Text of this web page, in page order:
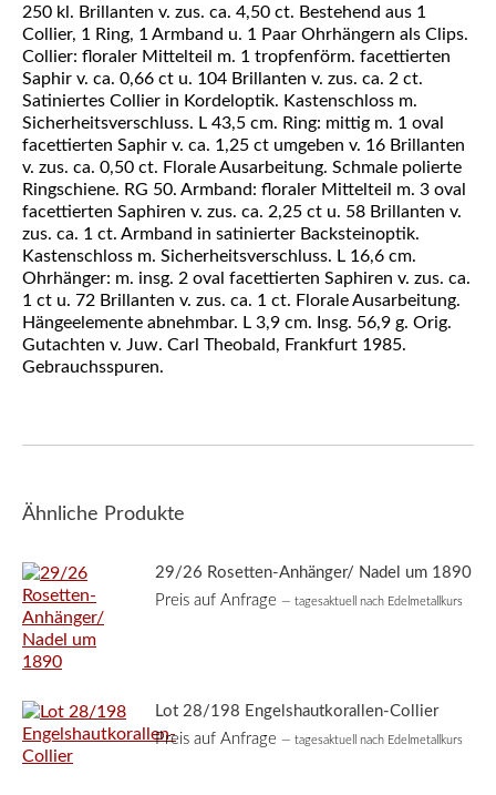
250 kl. Brillanten v. zus. ca. 4,50 ct. Bestehend aus 1
Collier, 1 Ring, 1 Armband u. 1 Paar Ohrhängern als Clips.
Collier: floraler Mittelteil m. 1 tropfenförm. facettierten
Saphir v. ca. 0,66 ct u. 104 Brillanten v. zus. ca. 2 ct.
Satiniertes Collier in Kordeloptik. Kastenschloss m.
Sicherheitsverschluss. L 43,5 cm. Ring: mittig m. 1 oval
facettierten Saphir v. ca. 1,25 ct umgeben v. 16 Brillanten
v. zus. ca. 0,50 ct. Florale Ausarbeitung. Schmale polierte
Ringschiene. RG 50. Armband: floraler Mittelteil m. 3 oval
facettierten Saphiren v. zus. ca. 2,25 ct u. 58 Brillanten v.
zus. ca. 1 ct. Armband in satinierter Backsteinoptik.
Kastenschloss m. Sicherheitsverschluss. L 16,6 cm.
Ohrhänger: m. insg. 2 oval facettierten Saphiren v. zus. ca.
1 ct u. 72 Brillanten v. zus. ca. 1 ct. Florale Ausarbeitung.
Hängeelemente abnehmbar. L 3,9 cm. Insg. 56,9 g. Orig.
Gutachten v. Juw. Carl Theobald, Frankfurt 1985.
Gebrauchsspuren.
Ähnliche Produkte
29/26 Rosetten-Anhänger/ Nadel um 1890
Preis auf Anfrage — tagesaktuell nach Edelmetallkurs
Lot 28/198 Engelshautkorallen-Collier
Preis auf Anfrage — tagesaktuell nach Edelmetallkurs